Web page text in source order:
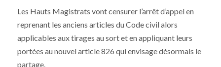
Les Hauts Magistrats vont censurer l’arrêt d’appel en
reprenant les anciens articles du Code civil alors
applicables aux tirages au sort et en appliquant leurs
portées au nouvel article 826 qui envisage désormais le
partage.